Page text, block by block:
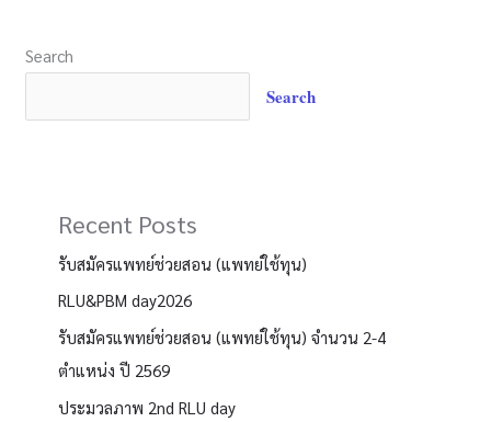
Search
Search
Recent Posts
รับสมัครแพทย์ช่วยสอน (แพทย์ใช้ทุน)
RLU&PBM day2026
รับสมัครแพทย์ช่วยสอน (แพทย์ใช้ทุน) จำนวน 2-4
ตำแหน่ง ปี 2569
ประมวลภาพ 2nd RLU day